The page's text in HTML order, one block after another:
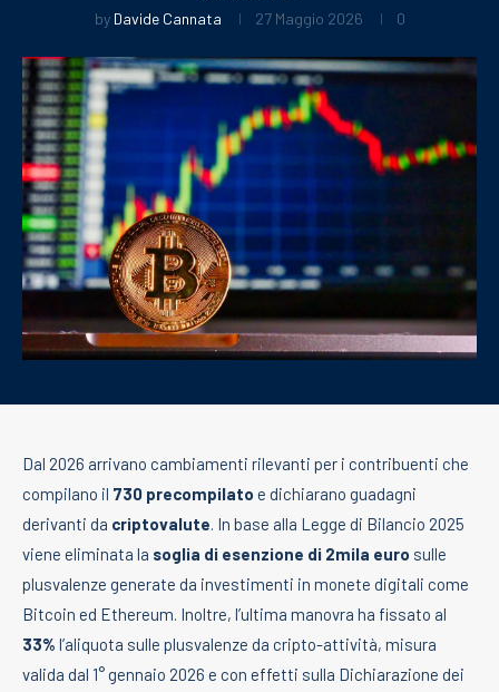
by Davide Cannata 27 Maggio 2026 0
Dal 2026 arrivano cambiamenti rilevanti per i contribuenti che
compilano il 730 precompilato e dichiarano guadagni
derivanti da criptovalute. In base alla Legge di Bilancio 2025
viene eliminata la soglia di esenzione di 2mila euro sulle
plusvalenze generate da investimenti in monete digitali come
Bitcoin ed Ethereum. Inoltre, l’ultima manovra ha fissato al
33% l’aliquota sulle plusvalenze da cripto-attività, misura
valida dal 1° gennaio 2026 e con effetti sulla Dichiarazione dei